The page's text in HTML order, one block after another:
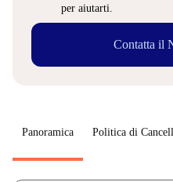
per aiutarti.
Contatta il
Panoramica Politica di